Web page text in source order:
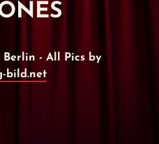
Berlin - All Pics by
bild.net